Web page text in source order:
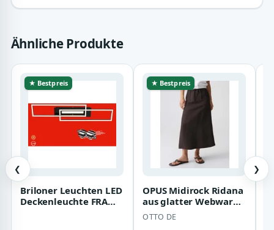
Ähnliche Produkte
❮
★ Bestpreis
Briloner Leuchten LED
Deckenleuchte FRAME
★ Bestpreis
OPUS Midirock Ridana
aus glatter Webware
mit fließendem Fall
Der Gummi…
OTTO DE
❯